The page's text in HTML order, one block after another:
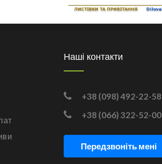
Наші контакти
+38 (098) 492-22-58
+38 (066) 322-52-00
Передзвоніть мені